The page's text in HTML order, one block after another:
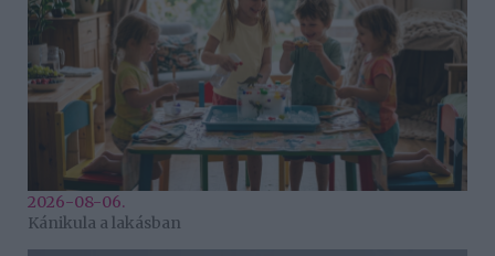
2026-08-06.
Kánikula a lakásban